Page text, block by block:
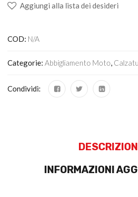
Aggiungi alla lista dei desideri
COD: N/A
Categorie: Abbigliamento Moto,
Condividi:
INFORMAZIONI